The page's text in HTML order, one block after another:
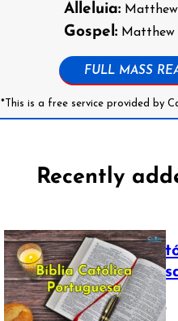
Alleluia: Matthew
Gospel: Matthew
FULL MASS
*This is a free service provided by
Recently
Bíblia
July 16, 2025